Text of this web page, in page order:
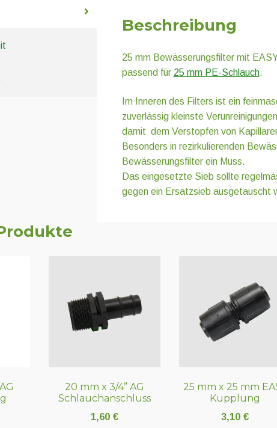
Beschreibung
25 mm Bewässerungsfilter mit
passend für 25 mm PE-Schlauch.
Im Inneren des Filters ist ein
zuverlässig kleinste
damit dem Verstopfen von
Besonders in rezirkulierenden
Bewässerungsfilter ein Muss.
Das eingesetzte Sieb sollte
gegen ein Ersatzsieb ausgetauscht
20 mm x 3/4” AG
Schlauchanschluss
1,60 €
25 mm x 25 mm
Kupplung
3,10€